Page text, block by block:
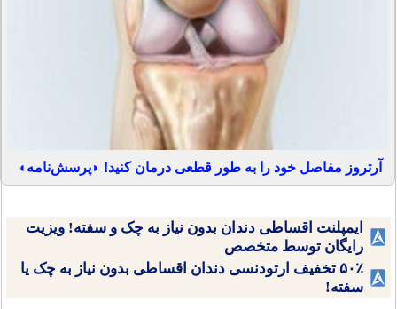
آرتروز مفاصل خود را به طور قطعی درمان کنید! ◗پرسش‌نامه◖
ایمپلنت اقساطی دندان بدون نیاز به چک و سفته! ویزیت
رایگان توسط متخصص
۵۰٪ تخفیف ارتودنسی دندان اقساطی بدون نیاز به چک یا
سفته!